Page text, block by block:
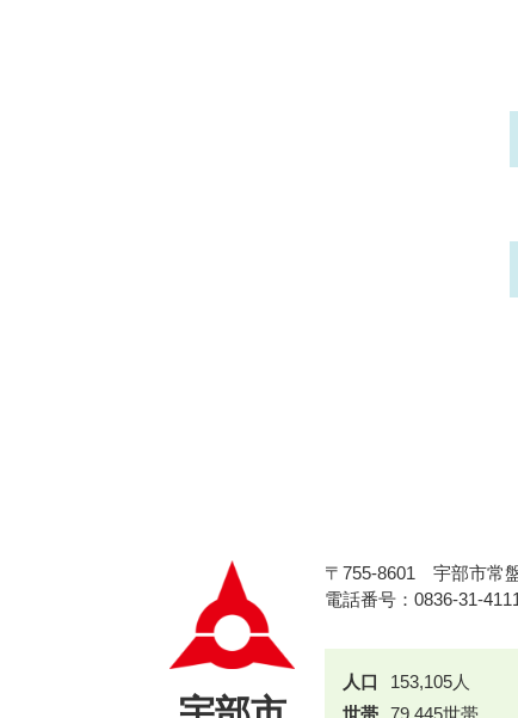
〒755-8601 宇部市常
電話番号：0836-31-
人口
153,105人
世帯 79,445世帯